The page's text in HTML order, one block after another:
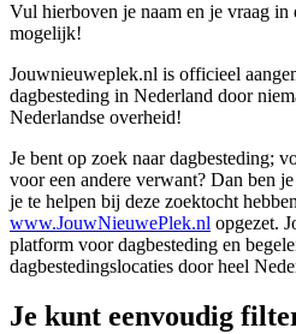
Vul hierboven je naam en je vraag
mogelijk!
Jouwnieuweplek.nl is officieel
dagbesteding in Nederland door
Nederlandse overheid!
Je bent op zoek naar dagbesteding;
voor een andere verwant? Dan ben
je te helpen bij deze zoektocht
www.JouwNieuwePlek.nl opgezet.
platform voor dagbesteding en
dagbestedingslocaties door heel
Je kunt eenvoudig